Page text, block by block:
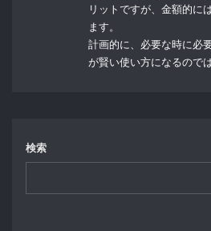
リットですが、金額的に
ます。
計画的に、必要な時に必
が賢い使い方になるので
検索